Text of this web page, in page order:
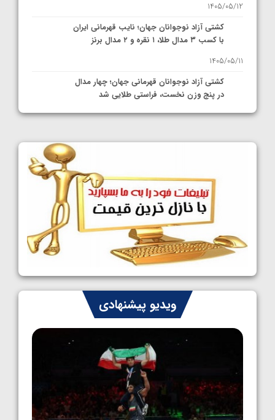
1405/05/12
کشتی آزاد نوجوانان جهان؛ نایب قهرمانی ایران
با کسب ۳ مدال طلا، ۱ نقره و ۲ مدال برنز
1405/05/11
کشتی آزاد نوجوانان قهرمانی جهان؛ چهار مدال
در پنج وزن نخست، فراستی طلایی شد
1405/05/11
کشتی آزاد نوجوانان جهان؛ رقبای نمایندگان
ایران مشخص شدند
1405/05/08
کشتی فرنگی نوجوانان جهان؛ سکوی تیمی
سوم برای ایران
1405/05/07
ایران چشم به راه چهار مدال در پنج وزن دوم
کشتی فرنگی نوجوانان جهان
1405/05/06
ویدیو پیشنهادی